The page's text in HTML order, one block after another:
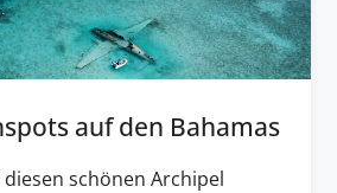
auf den Bahamas
schönen Archipel